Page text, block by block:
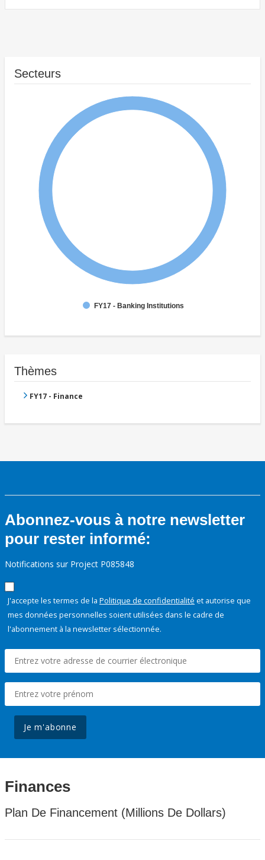
Secteurs
FY17 - Banking Institutions
Thèmes
FY17 - Finance
Abonnez-vous à notre newsletter
pour rester informé:
Notifications sur Project P085848
J'accepte les termes de la Politique de confidentialité et autorise que
mes données personnelles soient utilisées dans le cadre de
l'abonnement à la newsletter sélectionnée.
Je m'abonne
Finances
Plan De Financement (Millions De Dollars)